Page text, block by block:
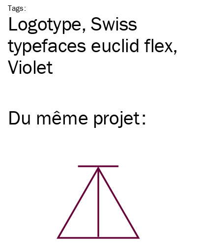
Tags:
Logotype Swiss
typefaces euclid flex
Violet
Du même projet: